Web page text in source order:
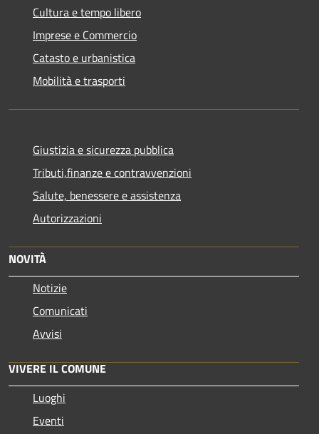
Cultura e tempo libero
Imprese e Commercio
Catasto e urbanistica
Mobilità e trasporti
Giustizia e sicurezza pubblica
Tributi,finanze e contravvenzioni
Salute, benessere e assistenza
Autorizzazioni
NOVITÀ
Notizie
Comunicati
Avvisi
VIVERE IL COMUNE
Luoghi
Eventi